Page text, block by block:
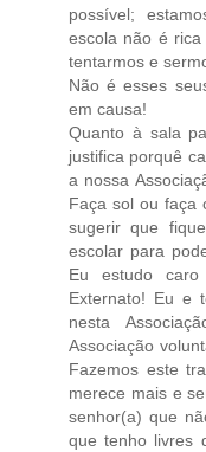
possível;
escola não é
tentarmos e
Não é esses
em causa!
Quanto à sala
justifica porquê
a nossa
Faça sol ou faça
sugerir que
escolar para
Eu estudo
Externato! Eu e
nesta
Associação
Fazemos este
merece mais e
senhor(a) que
que tenho livres